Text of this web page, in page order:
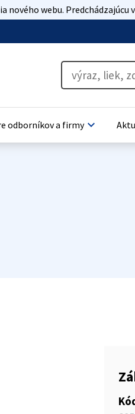
nového webu. Predchádzajúcu
odborníkov a firmykeyboard_arrow_down